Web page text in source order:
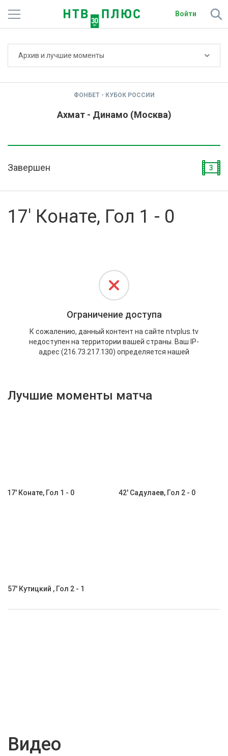
Войти
О сайте
Архив и лучшие моменты
ФОНБЕТ - КУБОК РОССИИ
Ахмат - Динамо (Москва)
Завершен 3
17' Конате, Гол 1 - 0
Лучшие моменты матча
17' Конате, Гол 1 - 0 42' Садулаев, Гол 2 - 0
57' Кутицкий , Гол 2 - 1
Видео